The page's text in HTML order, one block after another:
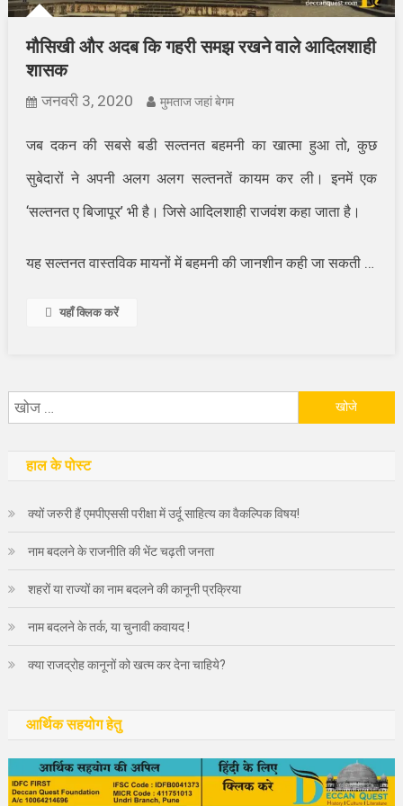
मौसिखी और अदब कि गहरी समझ रखने वाले आदिलशाही
शासक
जनवरी 3, 2020 मुमताज जहां बेगम
जब दकन की सबसे बडी सल्तनत बहमनी का खात्मा हुआ तो, कुछ
सुबेदारों ने अपनी अलग अलग सल्तनतें कायम कर ली। इनमें एक
‘सल्तनत ए बिजापूर’ भी है। जिसे आदिलशाही राजवंश कहा जाता है।
यह सल्तनत वास्तविक मायनों में बहमनी की जानशीन कही जा सकती …
यहाँ क्लिक करें
हाल के पोस्ट
क्यों जरुरी हैं एमपीएससी परीक्षा में उर्दू साहित्य का वैकल्पिक विषय!
नाम बदलने के राजनीति की भेंट चढ़ती जनता
शहरों या राज्यों का नाम बदलने की कानूनी प्रक्रिया
नाम बदलने के तर्क, या चुनावी कवायद !
क्या राजद्रोह कानूनों को खत्म कर देना चाहिये?
आर्थिक सहयोग हेतु